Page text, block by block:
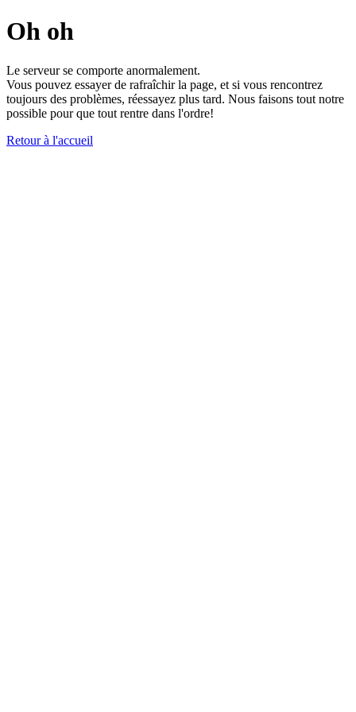
Oh oh
Le serveur se comporte anormalement.
Vous pouvez essayer de rafraîchir la page, et si vous rencontrez
toujours des problèmes, réessayez plus tard. Nous faisons tout notre
possible pour que tout rentre dans l'ordre!
Retour à l'accueil